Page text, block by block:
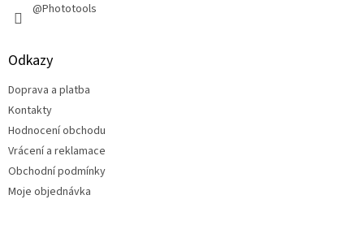
@Phototools
Odkazy
Doprava a platba
Kontakty
Hodnocení obchodu
Vrácení a reklamace
Obchodní podmínky
Moje objednávka